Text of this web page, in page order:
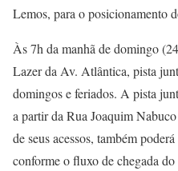
Lemos, para o posicionamento
Às 7h da manhã de domingo
Lazer da Av. Atlântica, pista
domingos e feriados. A pista
a partir da Rua Joaquim
de seus acessos, também
conforme o fluxo de chegada